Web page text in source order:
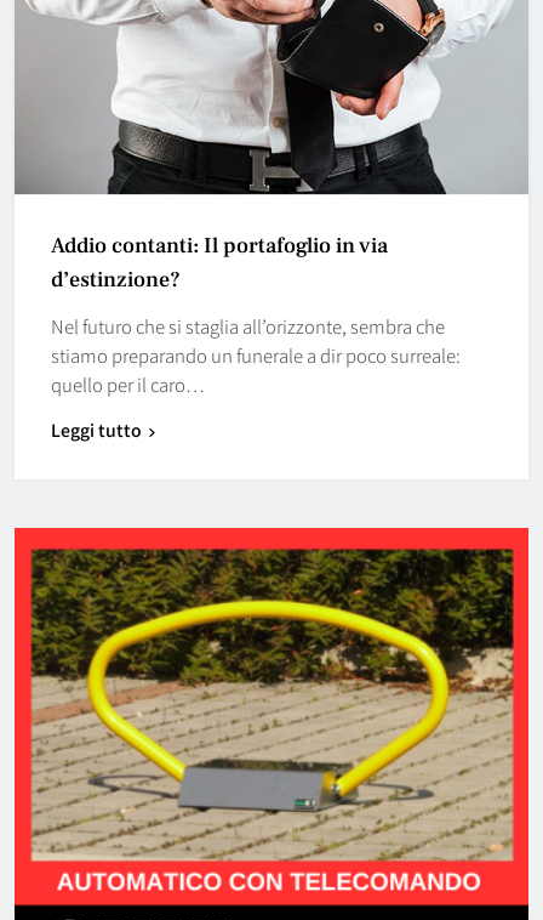
Addio contanti: Il portafoglio in via
d’estinzione?
Nel futuro che si staglia all’orizzonte, sembra che
stiamo preparando un funerale a dir poco surreale:
quello per il caro…
Leggi tutto